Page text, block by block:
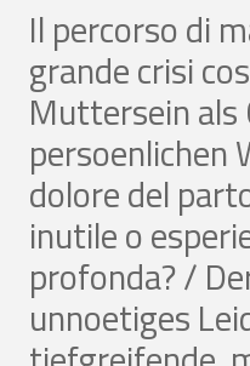
Il percorso di
grande crisi
Muttersein als
persoenlichen
dolore del
inutile o
profonda? /
unnoetiges